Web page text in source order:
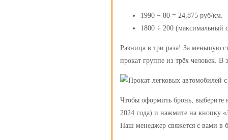
1990 ÷ 80 = 24,875 руб/км.
1800 ÷ 200 (максимальный
Разница в три раза! За меньшую
прокат группе из трёх человек. В
Чтобы оформить бронь, выберите
2024 года) и нажмите на кнопку «
Наш менеджер свяжется с вами в